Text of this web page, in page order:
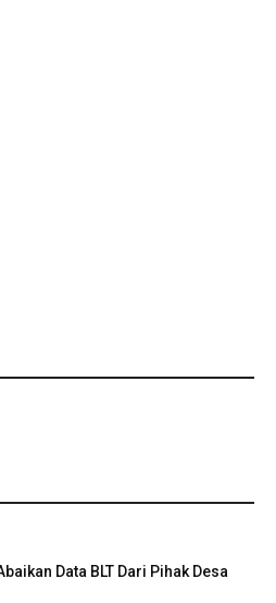
Data BLT Dari Pihak Desa